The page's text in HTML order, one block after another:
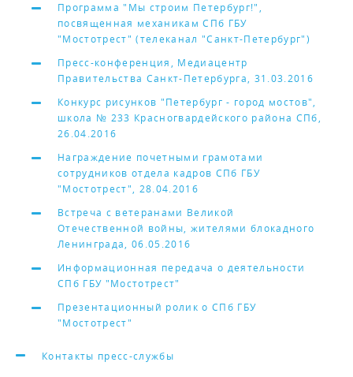
Программа "Мы строим Петербург!",
посвященная механикам СПб ГБУ
"Мостотрест" (телеканал "Санкт-Петербург")
Пресс-конференция, Медиацентр
Правительства Санкт-Петербурга, 31.03.2016
Конкурс рисунков "Петербург - город мостов",
школа № 233 Красногвардейского района СПб,
26.04.2016
Награждение почетными грамотами
сотрудников отдела кадров СПб ГБУ
"Мостотрест", 28.04.2016
Встреча с ветеранами Великой
Отечественной войны, жителями блокадного
Ленинграда, 06.05.2016
Информационная передача о деятельности
СПб ГБУ "Мостотрест"
Презентационный ролик о СПб ГБУ
"Мостотрест"
Контакты пресс-службы